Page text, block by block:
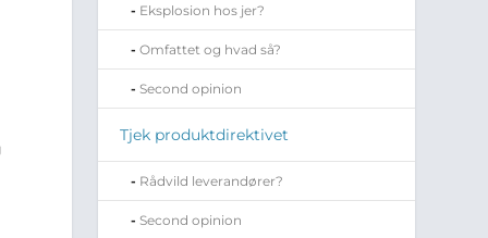
Eksplosion hos jer?
Omfattet og hvad så?
Second opinion
Tjek produktdirektivet
Rådvild leverandører?
Second opinion